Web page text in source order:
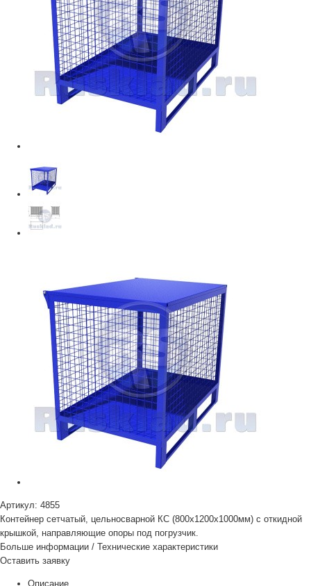
Артикул: 4855
Контейнер сетчатый, цельносварной КС (800х1200х1000мм) с откидной
крышкой, направляющие опоры под погрузчик.
Больше информации / Технические характеристики
Оставить заявку
Описание